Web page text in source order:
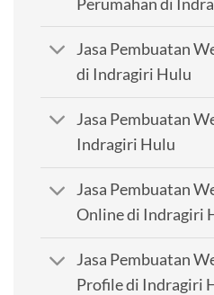
Perumahan di
Jasa Pembuatan
di Indragiri Hulu
Jasa Pembuatan
Indragiri Hulu
Jasa Pembuatan
Online di Indragiri
Jasa Pembuatan
Profile di Indragiri